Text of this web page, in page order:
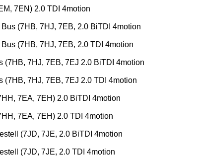
7EN) 2.0 TDI 4motion
(7HB, 7HJ, 7EB, 2.0 BiTDI 4motion
(7HB, 7HJ, 7EB, 2.0 TDI 4motion
7HJ, 7EB, 7EJ 2.0 BiTDI 4motion
7HJ, 7EB, 7EJ 2.0 TDI 4motion
7EA, 7EH) 2.0 BiTDI 4motion
7EA, 7EH) 2.0 TDI 4motion
(7JD, 7JE, 2.0 BiTDI 4motion
(7JD, 7JE, 2.0 TDI 4motion